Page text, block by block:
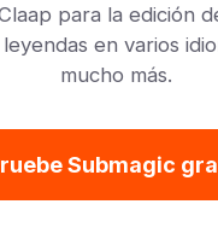
para la edición
en varios
mucho más.
Submagic